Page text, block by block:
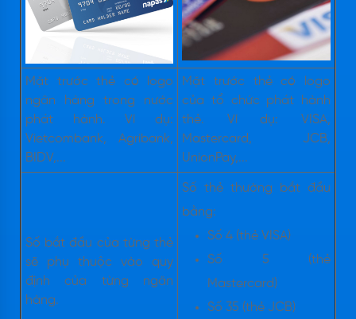
Mặt trước thẻ có logo
ngân hàng trong nước
phát hành. Ví dụ:
Vietcombank, Agribank,
BIDV,...
Mặt trước thẻ có logo
của tổ chức phát hành
thẻ. Ví dụ: VISA,
Mastercard, JCB,
UnionPay,...
Số bắt đầu của từng thẻ
sẽ phụ thuộc vào quy
định của từng ngân
hàng.
Số thẻ thường bắt đầu
bằng:
Số 4 (thẻ VISA)
Số 5 (thẻ
Mastercard)
Số 35 (thẻ JCB)